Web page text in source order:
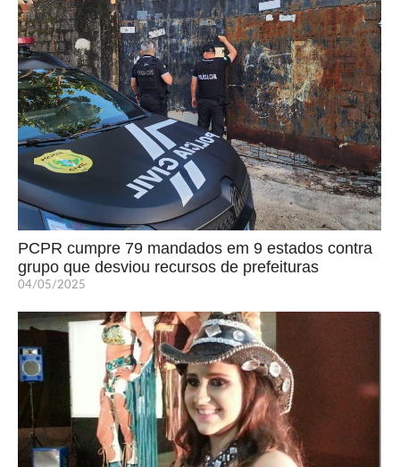
PCPR cumpre 79 mandados em 9 estados contra
grupo que desviou recursos de prefeituras
04/05/2025